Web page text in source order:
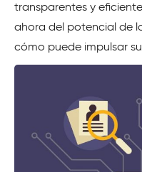
transparentes y
ahora del potencial de
cómo puede impulsar